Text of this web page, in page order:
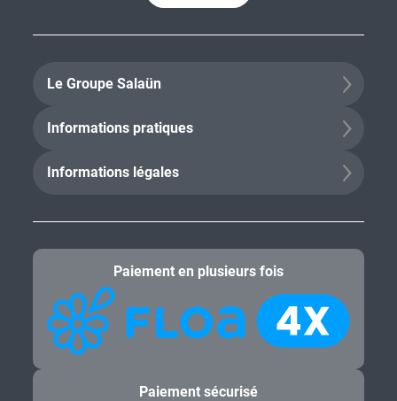
Le Groupe Salaün
Informations pratiques
Informations légales
Paiement en plusieurs fois
Paiement sécurisé